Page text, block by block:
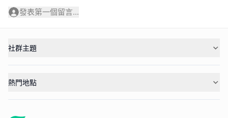
發表第一個留言...
社群主題
熱門地點